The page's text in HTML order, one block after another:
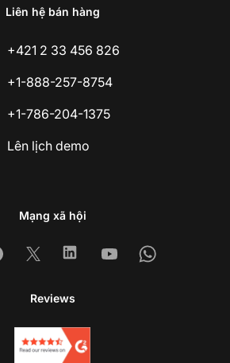
Liên hệ bán hàng
+421 2 33 456 826
+1-888-257-8754
+1-786-204-1375
Lên lịch demo
Mạng xã hội
X LinkedinYoutubeWhatsapp
Reviews